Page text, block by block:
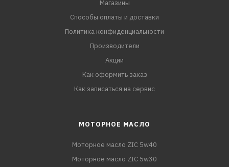
Магазины
Способы оплаты и доставки
Политика конфиденциальности
Производители
Акции
Как оформить заказ
Как записаться на сервис
МОТОРНОЕ МАСЛО
Моторное масло ZIC 5w40
Моторное масло ZIC 5w30